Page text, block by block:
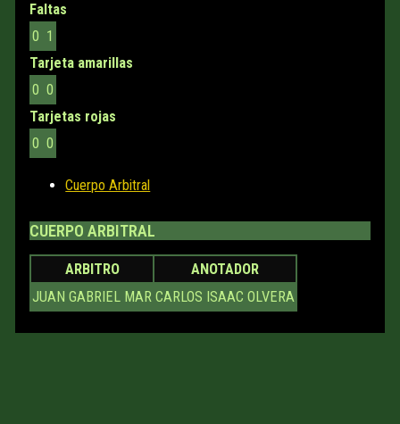
Faltas
0 1
Tarjeta amarillas
0 0
Tarjetas rojas
0 0
Cuerpo Arbitral
CUERPO ARBITRAL
ARBITRO
ANOTADOR
JUAN GABRIEL MAR CARLOS ISAAC OLVERA